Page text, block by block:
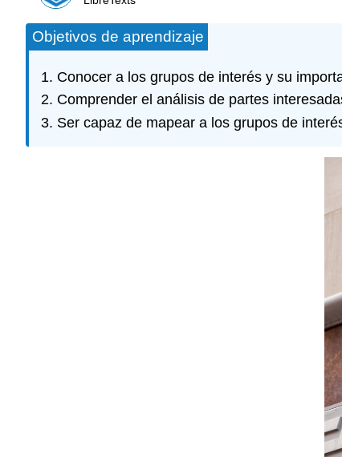
Objetivos de aprendizaje
Conocer a los grupos de interés y su
Comprender el análisis de partes
Ser capaz de mapear a los grupos de